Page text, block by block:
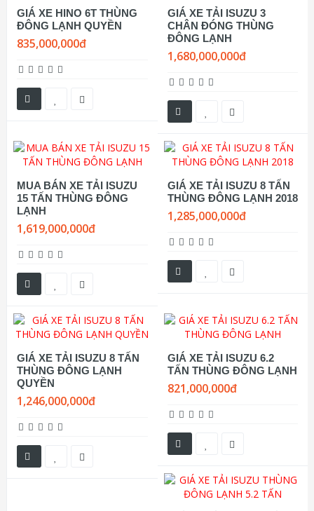
GIÁ XE HINO 6T THÙNG
ĐÔNG LẠNH QUYỀN
835,000,000đ
GIÁ XE TẢI ISUZU 3
CHÂN ĐÓNG THÙNG
ĐÔNG LẠNH
1,680,000,000đ
MUA BÁN XE TẢI ISUZU
15 TẤN THÙNG ĐÔNG
LẠNH
1,619,000,000đ
GIÁ XE TẢI ISUZU 8 TẤN
THÙNG ĐÔNG LẠNH 2018
1,285,000,000đ
GIÁ XE TẢI ISUZU 8 TẤN
THÙNG ĐÔNG LẠNH
QUYỀN
1,246,000,000đ
GIÁ XE TẢI ISUZU 6.2
TẤN THÙNG ĐÔNG LẠNH
821,000,000đ